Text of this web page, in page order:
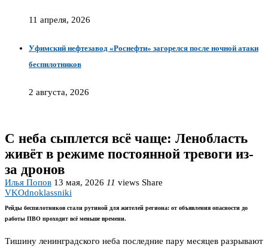
11 апреля, 2026
Уфимский нефтезавод «Роснефти» загорелся после ночной атаки
беспилотников
2 августа, 2026
С неба сыплется всё чаще: Ленобласть
живёт в режиме постоянной тревоги из-
за дронов
Илья Попов 13 мая, 2026 11 views Share
VKOdnoklassniki
Рейды беспилотников стали рутиной для жителей региона: от объявления опасности до
работы ПВО проходит всё меньше времени.
Тишину ленинградского неба последние пару месяцев разрывают